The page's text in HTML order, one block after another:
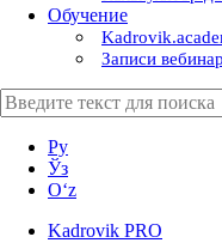
Обучение
Записи
Ру
Ўз
Oʻz
Kadrovik PRO